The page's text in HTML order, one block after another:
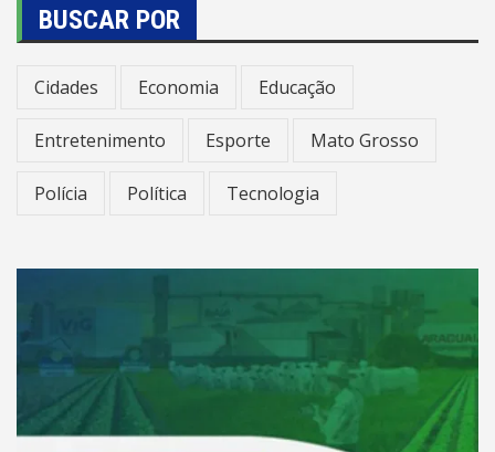
BUSCAR POR
Cidades Economia Educação
Entretenimento Esporte Mato Grosso
Polícia Política Tecnologia